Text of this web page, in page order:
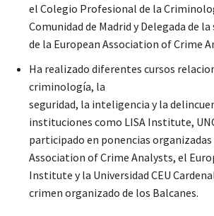
el Colegio Profesional de la
Comunidad de Madrid y Delegada de
de la European Association of Crime
Ha realizado diferentes cursos
criminología, la
seguridad, la inteligencia y la
instituciones como LISA Institute,
participado en ponencias
Association of Crime Analysts, el
Institute y la Universidad CEU
crimen organizado de los Balcanes.